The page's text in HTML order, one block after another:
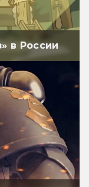
в России